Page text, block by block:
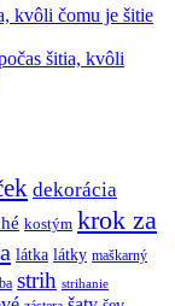
kvôli čomu je šitie
šitia, kvôli
dekorácia
kostým krok za
látka látky maškarný
strih strihanie